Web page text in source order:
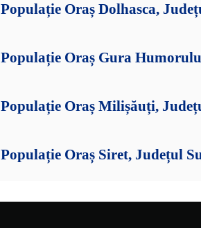
Populație Oraș Dolhasca,
Populație Oraș Gura
Populație Oraș Milișăuți,
Populație Oraș Siret, Județul